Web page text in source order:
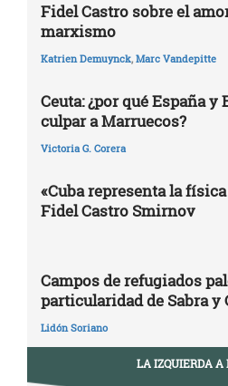
Fidel Castro sobre el
marxismo
Katrien Demuynck, Marc Vandepitte
Ceuta: ¿por qué España y
culpar a Marruecos?
Victoria G. Corera
«Cuba representa la
Fidel Castro Smirnov
Campos de refugiados
particularidad de Sabra y
Lidón Soriano
LA IZQUIERDA A